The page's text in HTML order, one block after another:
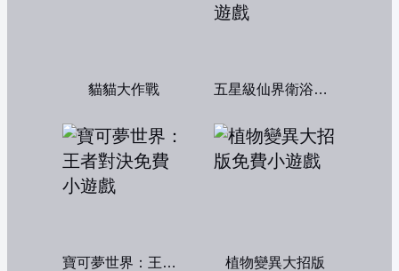
貓貓大作戰 五星級仙界衛浴帝國
寶可夢世界：王者對決 植物變異大招版